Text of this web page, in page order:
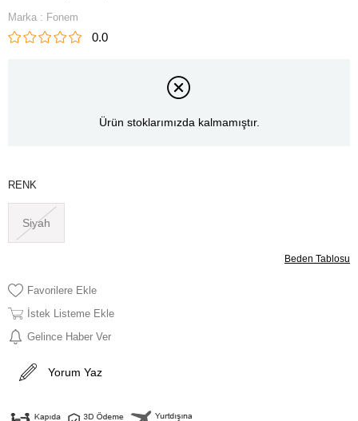
Marka : Fonem
0.0
Ürün stoklarımızda kalmamıştır.
RENK
Siyah
Beden Tablosu
Favorilere Ekle
İstek Listeme Ekle
Gelince Haber Ver
Yorum Yaz